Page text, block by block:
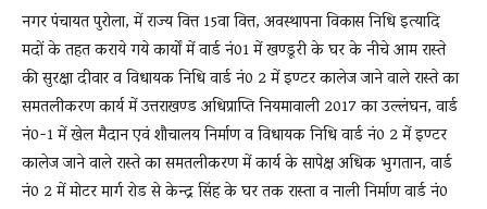
नगर पंचायत पुरोला, में राज्य वित्त 15वा वित्त, अवस्थापना विकास निधि इत्यादि
मदों के तहत कराये गये कार्यों में वार्ड नं01 में खण्डूरी के घर के नीचे आम रास्ते
की सुरक्षा दीवार व विधायक निधि वार्ड नं0 2 में इण्टर कालेज जाने वाले रास्ते का
समतलीकरण कार्य में उत्तराखण्ड अधिप्राप्ति नियमावाली 2017 का उल्लंघन, वार्ड
नं0-1 में खेल मैदान एवं शौचालय निर्माण व विधायक निधि वार्ड नं0 2 में इण्टर
कालेज जाने वाले रास्ते का समतलीकरण में कार्य के सापेक्ष अधिक भुगतान, वार्ड
नं0 2 में मोटर मार्ग रोड से केन्द्र सिंह के घर तक रास्ता व नाली निर्माण वार्ड नं0